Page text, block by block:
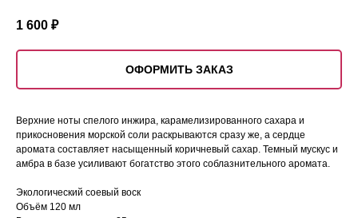
1 600 ₽
ОФОРМИТЬ ЗАКАЗ
Верхние ноты спелого инжира, карамелизированного сахара и
прикосновения морской соли раскрываются сразу же, а сердце
аромата составляет насыщенный коричневый сахар. Темный мускус и
амбра в базе усиливают богатство этого соблазнительного аромата.
Экологический соевый воск
Объём 120 мл